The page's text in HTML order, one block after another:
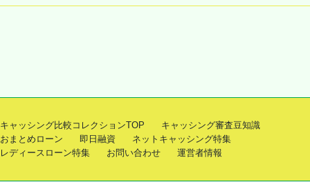
キャッシング比較コレクションTOP
キャッシング審査豆知識
おまとめローン
即日融資
ネットキャッシング特集
レディースローン特集
お問い合わせ 運営者情報